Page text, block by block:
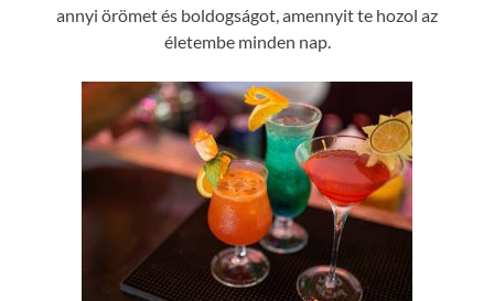
annyi örömet és boldogságot, amennyit te hozol az
életembe minden nap.